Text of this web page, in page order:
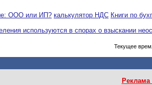
ООО или ИП? калькулятор НДС Книги по
используются в спорах о взыскании
Текущее